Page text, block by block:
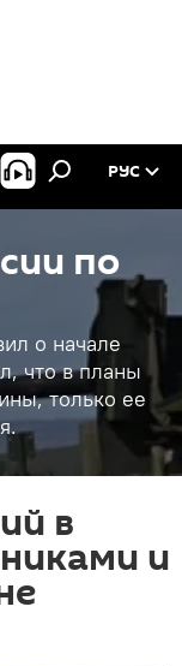
РУС
по
о начале
что в планы
только ее
в
и